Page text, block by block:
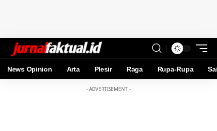
News Opinion Arta Plesir Raga Rupa-Rupa
- ADVERTISEMENT -